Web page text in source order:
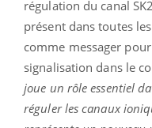
régulation du canal
présent dans toutes
comme messager
signalisation dans le
joue un rôle essentiel
réguler les canaux